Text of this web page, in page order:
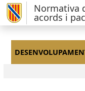
Normativa
acords i